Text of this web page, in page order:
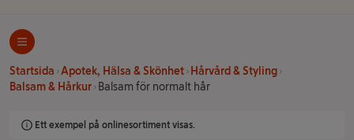
Startsida Apotek, Hälsa & Skönhet
Hårvård & Styling
Balsam & Hårkur Balsam för normalt hår
Ett exempel på onlinesortiment visas.